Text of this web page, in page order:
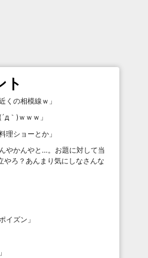
ト
くの相模線ｗ 」
｀)ｗｗｗ 」
理ショーとか 」
やかんやと…。お題に対して当
やろ？あんまり気にしなさんな
イズン 」
」